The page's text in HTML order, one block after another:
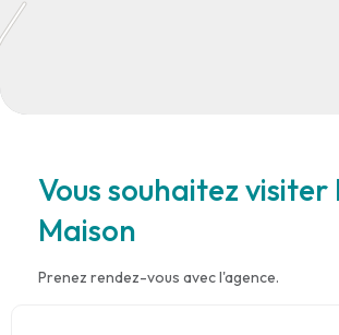
Vous souhaitez visiter
Maison
Prenez rendez-vous avec l'agence.